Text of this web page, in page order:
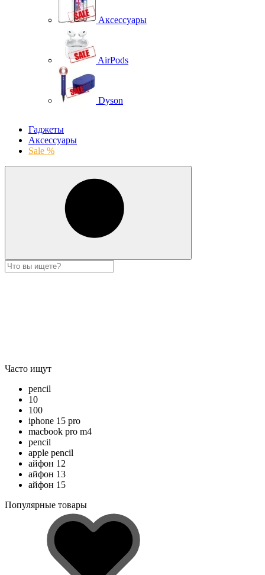
Аксессуары
AirPods
Dyson
Гаджеты
Аксессуары
Sale %
Часто ищут
pencil
10
100
iphone 15 pro
macbook pro m4
pencil
apple pencil
айфон 12
айфон 13
айфон 15
Популярные товары